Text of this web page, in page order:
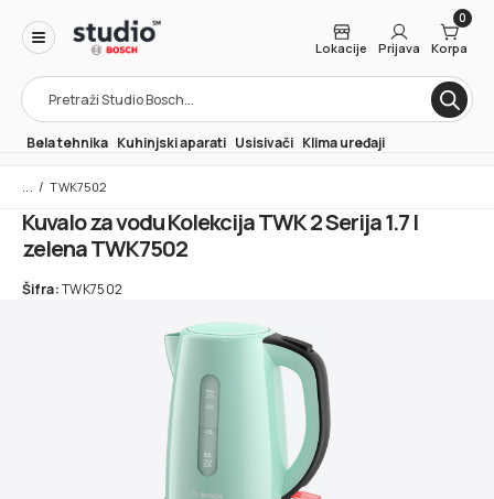
Products
search
Lokacije Prijava
0
Korpa
Bela tehnika Kuhinjski aparati Usisivači Klima uređaji
/ TWK7502
Kuvalo za vodu Kolekcija TWK 2 Serija 1.7 l
zelena TWK7502
Šifra:TWK7502